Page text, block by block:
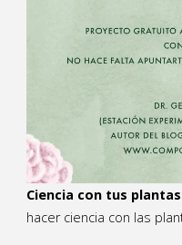
Ciencia con tus
hacer ciencia con las